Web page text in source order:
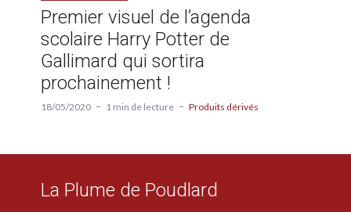
Premier visuel de l’agenda
scolaire Harry Potter de
Gallimard qui sortira
prochainement !
18/05/2020 1 min de lecture Produits dérivés
La Plume de Poudlard